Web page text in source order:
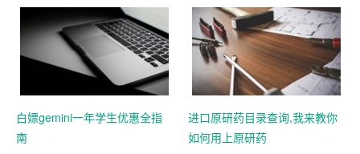
白嫖gemini一年学生优惠全指
南
进口原研药目录查询,我来教你
如何用上原研药